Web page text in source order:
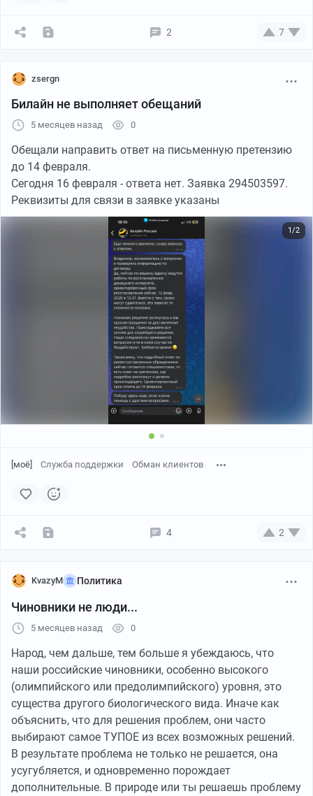
2 7
zsergn
Билайн не выполняет обещаний
5 месяцев назад 0
Обещали направить ответ на письменную претензию
до 14 февраля.
Сегодня 16 февраля - ответа нет. Заявка 294503597.
Реквизиты для связи в заявке указаны
1/2
[моё] Служба поддержки Обман клиентов
4 2
KvazyM Политика
Чиновники не люди...
5 месяцев назад 0
Народ, чем дальше, тем больше я убеждаюсь, что
наши российские чиновники, особенно высокого
(олимпийского или предолимпийского) уровня, это
существа другого биологического вида. Иначе как
объяснить, что для решения проблем, они часто
выбирают самое ТУПОЕ из всех возможных решений.
В результате проблема не только не решается, она
усугубляется, и одновременно порождает
дополнительные. В природе или ты решаешь проблему